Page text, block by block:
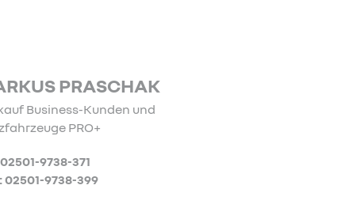
PRASCHAK
Business-Kunden und
PRO+
9738-371
02501-9738-399